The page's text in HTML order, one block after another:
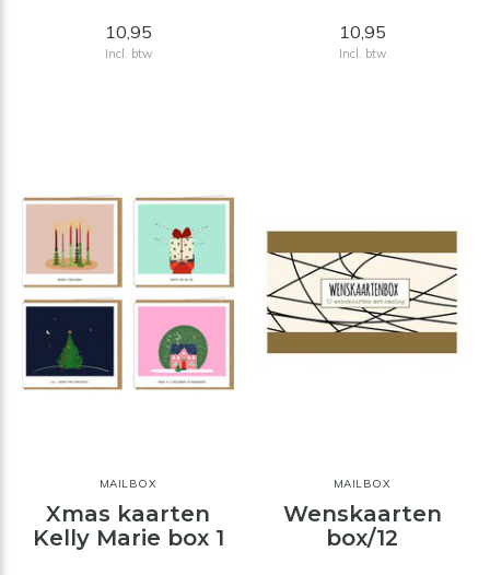
10,95
Incl. btw
10,95
Incl. btw
MAILBOX
Xmas kaarten
Kelly Marie box 1
MAILBOX
Wenskaarten
box/12